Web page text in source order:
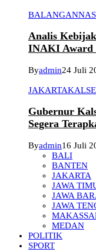
BALANGAN
Analis
INAKI Award
Byadmin24 Juli
JAKARTA
Gubernur
Segera
Byadmin16 Juli
BALI
BANTEN
JAKARTA
JAWA
JAWA
JAWA
MEDAN
POLITIK
SPORT